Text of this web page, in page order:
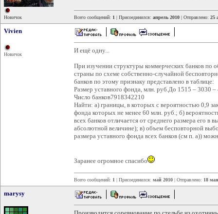
Новичок Всего сообщений: 1 | Присоединился: апрель 2010 | Отправлено: 25
Vivien
Новичок
И ещё одну...
При изучении структуры коммерческих банков по
страны по схеме собственно-случайной
банков по этому признаку представлено в таблице:
Размер уставного фонда, млн. руб.До 1515 – 3030
Число банков7918342210
Найти: а) границы, в которых с вероятностью 0,9
фонда которых не менее 60 млн. руб.; б)
всех банков отличается от среднего размера его в
абсолютной величине); в) объем бесповторной
размера уставного фонда всех банков (см п. а))
Заранее огромное спасибо
Всего сообщений: 1 | Присоединился: май 2010 | Отправлено: 18
marysy